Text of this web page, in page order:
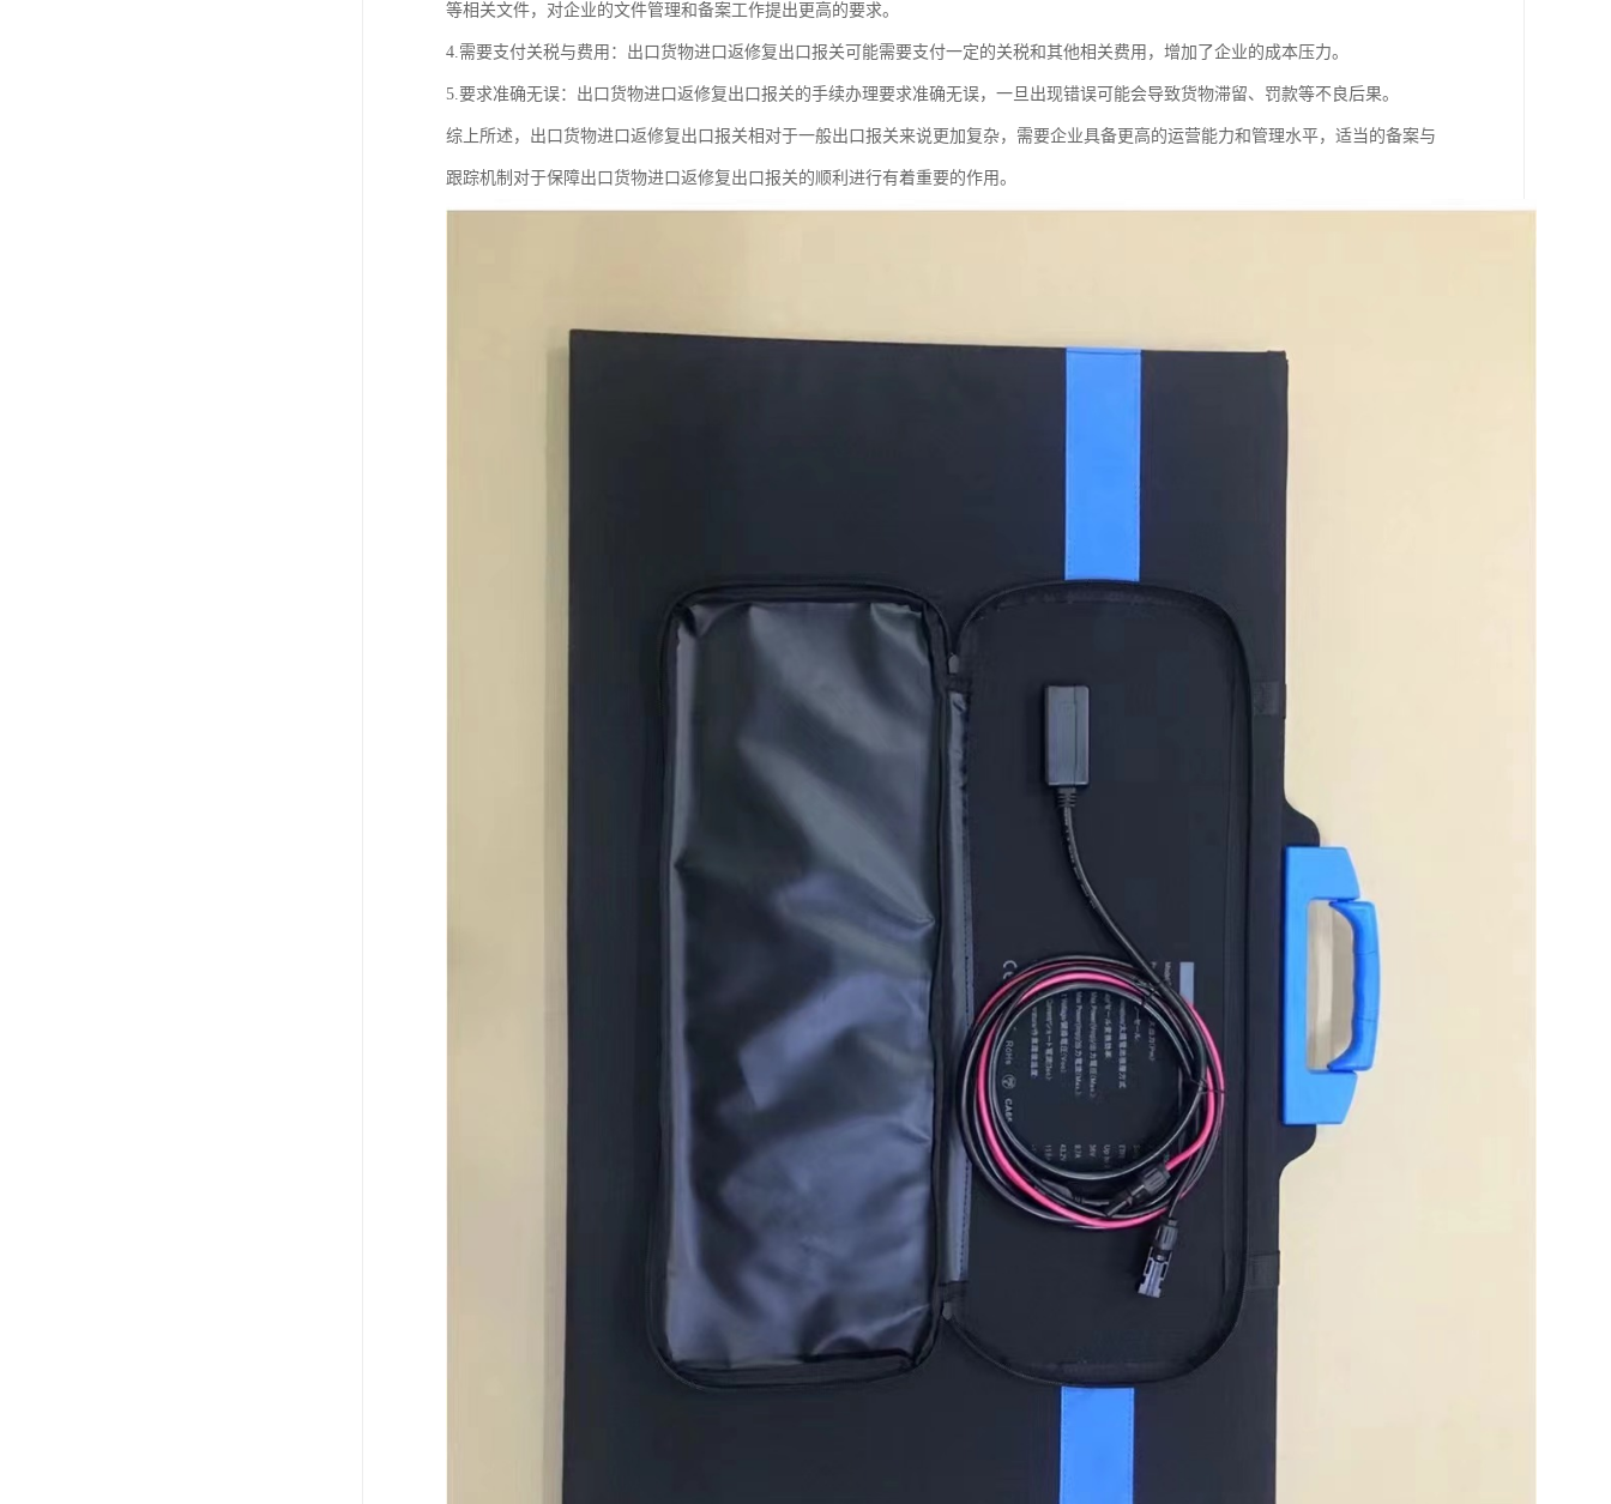
等相关文件，对企业的文件管理和备案工作提出更高的要求。
4.需要支付关税与费用：出口货物进口返修复出口报关可能需要支付一定的关税和其他相关费用，增加了企业的成本压力。
5.要求准确无误：出口货物进口返修复出口报关的手续办理要求准确无误，一旦出现错误可能会导致货物滞留、罚款等不良后果。
综上所述，出口货物进口返修复出口报关相对于一般出口报关来说更加复杂，需要企业具备更高的运营能力和管理水平，适当的备案与
跟踪机制对于保障出口货物进口返修复出口报关的顺利进行有着重要的作用。